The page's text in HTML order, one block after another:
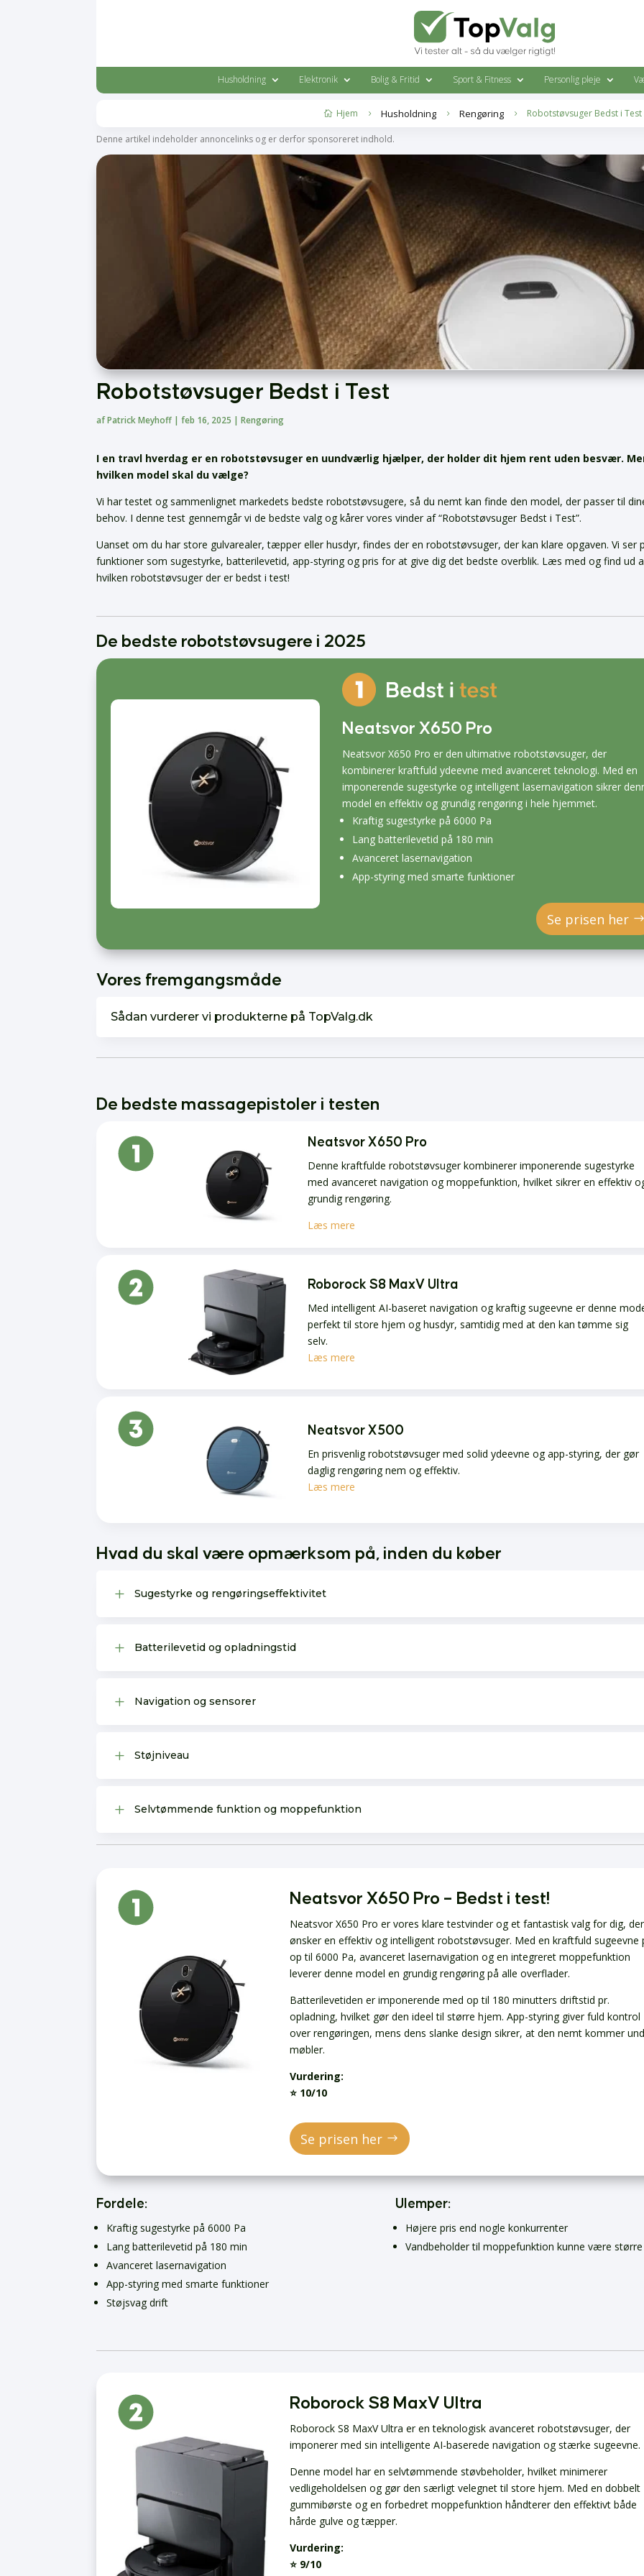
Husholdning Elektronik Bolig & Fritid Sport & Fitness Personlig pleje
 Hjem 5 Husholdning 5 Rengøring 5 Robotstøvsuger Bedst i Test
Denne artikel indeholder annoncelinks og er derfor sponsoreret indhold.
Robotstøvsuger Bedst i Test
afPatrick Meyhoff |feb 16, 2025 |Rengøring
I en travl hverdag er en robotstøvsuger en uundværlig hjælper, der holder dit hjem rent uden besvær.
hvilken model skal du vælge?
Vi har testet og sammenlignet markedets bedste robotstøvsugere, så du nemt kan finde den model, der passer til
behov. I denne test gennemgår vi de bedste valg og kårer vores vinder af “Robotstøvsuger Bedst i Test”.
Uanset om du har store gulvarealer, tæpper eller husdyr, findes der en robotstøvsuger, der kan klare opgaven. Vi ser
funktioner som sugestyrke, batterilevetid, app-styring og pris for at give dig det bedste overblik. Læs med og find ud
hvilken robotstøvsuger der er bedst i test!
De bedste robotstøvsugere i 2025
Neatsvor X650 Pro
Neatsvor X650 Pro er den ultimative robotstøvsuger, der
kombinerer kraftfuld ydeevne med avanceret teknologi. Med en
imponerende sugestyrke og intelligent lasernavigation sikrer
model en effektiv og grundig rengøring i hele hjemmet.
Kraftig sugestyrke på 6000 Pa
Lang batterilevetid på 180 min
Avanceret lasernavigation
App-styring med smarte funktioner
Se prisen her
Vores fremgangsmåde
Sådan vurderer vi produkterne på TopValg.dk
De bedste massagepistoler i testen
Neatsvor X650 Pro
Denne kraftfulde robotstøvsuger kombinerer imponerende sugestyrke
med avanceret navigation og moppefunktion, hvilket sikrer en effektiv
grundig rengøring.
Læs mere
Roborock S8 MaxV Ultra
Med intelligent AI-baseret navigation og kraftig sugeevne er denne
perfekt til store hjem og husdyr, samtidig med at den kan tømme sig
selv.
Læs mere
Neatsvor X500
En prisvenlig robotstøvsuger med solid ydeevne og app-styring, der gør
daglig rengøring nem og effektiv.
Læs mere
Hvad du skal være opmærksom på, inden du køber
L Sugestyrke og rengøringseffektivitet
L Batterilevetid og opladningstid
L Navigation og sensorer
L Støjniveau
L Selvtømmende funktion og moppefunktion
Neatsvor X650 Pro – Bedst i test!
Neatsvor X650 Pro er vores klare testvinder og et fantastisk valg for dig, der
ønsker en effektiv og intelligent robotstøvsuger. Med en kraftfuld sugeevne
op til 6000 Pa, avanceret lasernavigation og en integreret moppefunktion
leverer denne model en grundig rengøring på alle overflader.
Batterilevetiden er imponerende med op til 180 minutters driftstid pr.
opladning, hvilket gør den ideel til større hjem. App-styring giver fuld kontrol
over rengøringen, mens dens slanke design sikrer, at den nemt kommer
møbler.
Vurdering:
⭐ 10/10
Se prisen her
Fordele:
Kraftig sugestyrke på 6000 Pa
Lang batterilevetid på 180 min
Avanceret lasernavigation
App-styring med smarte funktioner
Støjsvag drift
Ulemper:
Højere pris end nogle konkurrenter
Vandbeholder til moppefunktion kunne være større
Roborock S8 MaxV Ultra
Roborock S8 MaxV Ultra er en teknologisk avanceret robotstøvsuger, der
imponerer med sin intelligente AI-baserede navigation og stærke sugeevne.
Denne model har en selvtømmende støvbeholder, hvilket minimerer
vedligeholdelsen og gør den særligt velegnet til store hjem. Med en dobbelt
gummibørste og en forbedret moppefunktion håndterer den effektivt både
hårde gulve og tæpper.
Vurdering:
⭐ 9/10